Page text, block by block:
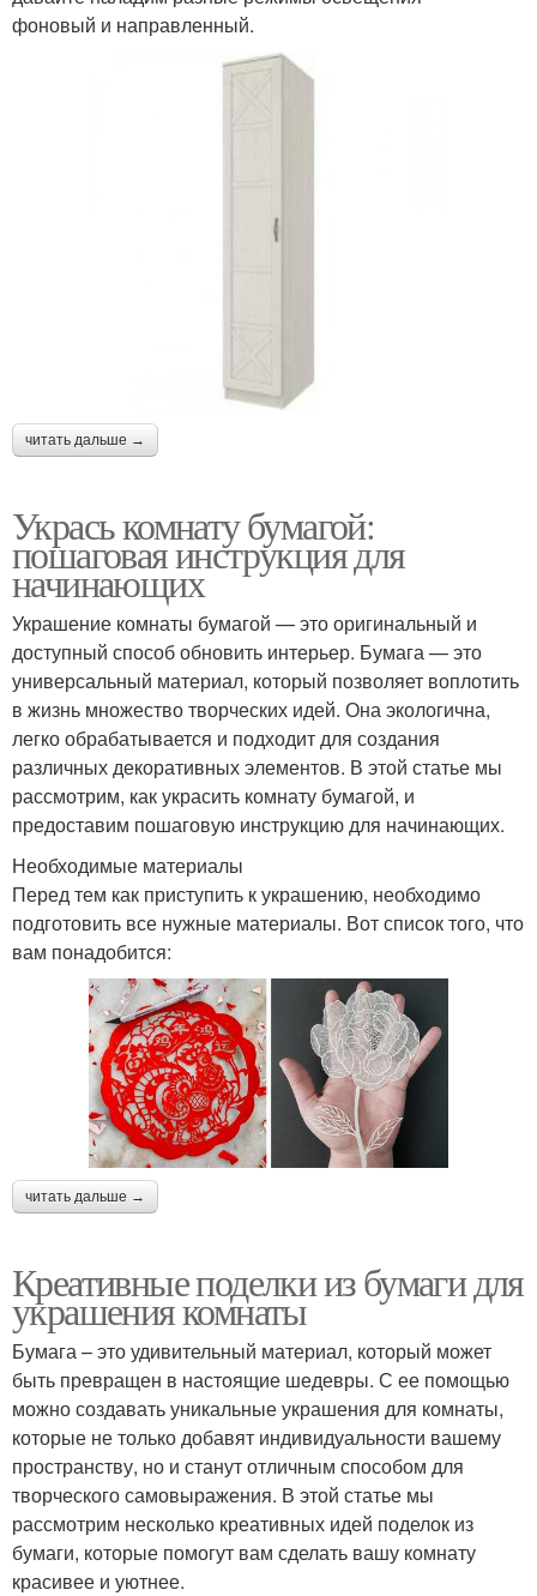
фоновый и направленный.
читать дальше →
Укрась комнату бумагой:
пошаговая инструкция для
начинающих
Украшение комнаты бумагой — это оригинальный и
доступный способ обновить интерьер. Бумага — это
универсальный материал, который позволяет воплотить
в жизнь множество творческих идей. Она экологична,
легко обрабатывается и подходит для создания
различных декоративных элементов. В этой статье мы
рассмотрим, как украсить комнату бумагой, и
предоставим пошаговую инструкцию для начинающих.
Необходимые материалы
Перед тем как приступить к украшению, необходимо
подготовить все нужные материалы. Вот список того, что
вам понадобится:
читать дальше →
Креативные поделки из бумаги для
украшения комнаты
Бумага – это удивительный материал, который может
быть превращен в настоящие шедевры. С ее помощью
можно создавать уникальные украшения для комнаты,
которые не только добавят индивидуальности вашему
пространству, но и станут отличным способом для
творческого самовыражения. В этой статье мы
рассмотрим несколько креативных идей поделок из
бумаги, которые помогут вам сделать вашу комнату
красивее и уютнее.